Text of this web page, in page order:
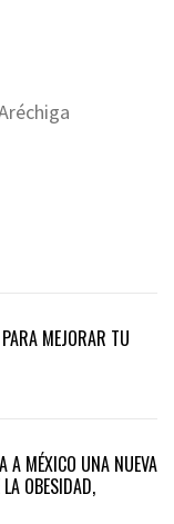
MEJORAR TU
A MÉXICO UNA NUEVA
OBESIDAD,